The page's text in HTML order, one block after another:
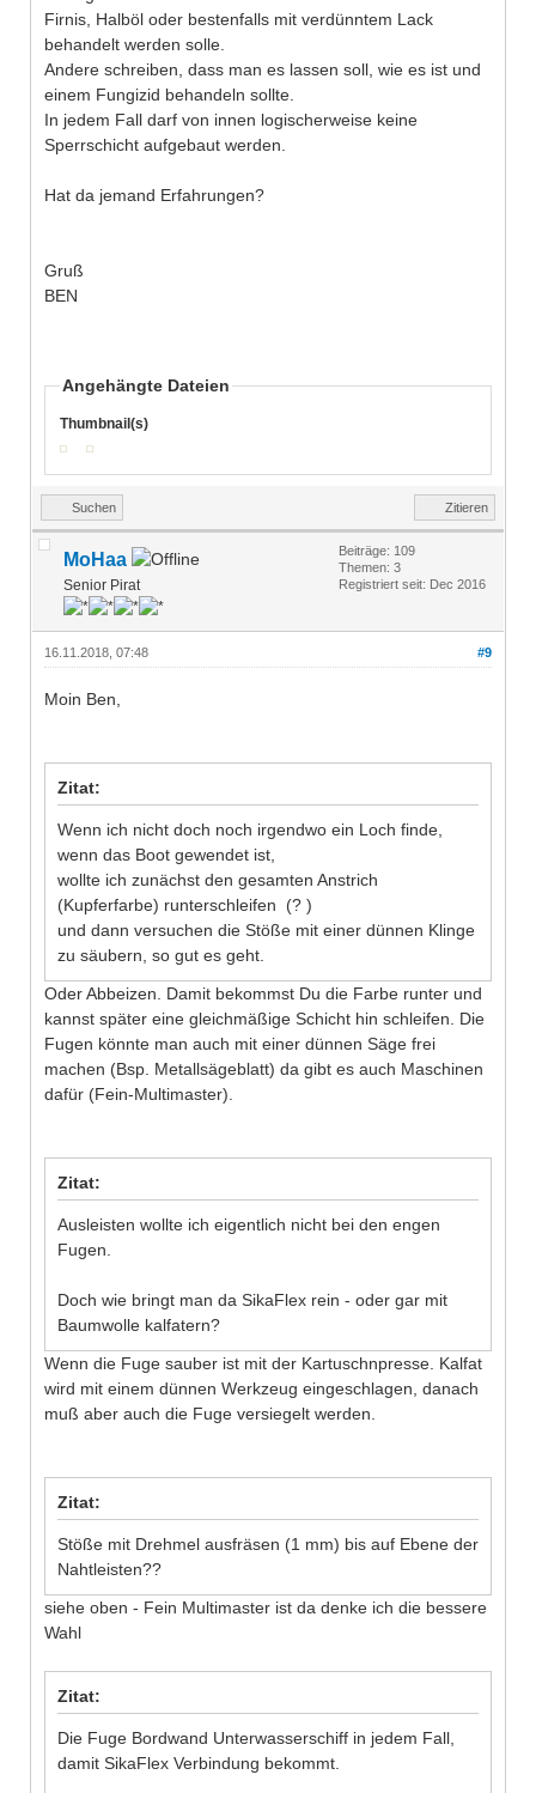
Firnis, Halböl oder bestenfalls mit verdünntem Lack
behandelt werden solle.
Andere schreiben, dass man es lassen soll, wie es ist und
einem Fungizid behandeln sollte.
In jedem Fall darf von innen logischerweise keine
Sperrschicht aufgebaut werden.
Hat da jemand Erfahrungen?
Gruß
BEN
Angehängte Dateien
Thumbnail(s)
Suchen Zitieren
MoHaa
Senior Pirat
Beiträge: 109
Themen: 3
Registriert seit: Dec 2016
#9
16.11.2018, 07:48
Moin Ben,
Zitat:
Wenn ich nicht doch noch irgendwo ein Loch finde,
wenn das Boot gewendet ist,
wollte ich zunächst den gesamten Anstrich
(Kupferfarbe) runterschleifen (? )
und dann versuchen die Stöße mit einer dünnen Klinge
zu säubern, so gut es geht.
Oder Abbeizen. Damit bekommst Du die Farbe runter und
kannst später eine gleichmäßige Schicht hin schleifen. Die
Fugen könnte man auch mit einer dünnen Säge frei
machen (Bsp. Metallsägeblatt) da gibt es auch Maschinen
dafür (Fein-Multimaster).
Zitat:
Ausleisten wollte ich eigentlich nicht bei den engen
Fugen.
Doch wie bringt man da SikaFlex rein - oder gar mit
Baumwolle kalfatern?
Wenn die Fuge sauber ist mit der Kartuschnpresse. Kalfat
wird mit einem dünnen Werkzeug eingeschlagen, danach
muß aber auch die Fuge versiegelt werden.
Zitat:
Stöße mit Drehmel ausfräsen (1 mm) bis auf Ebene der
Nahtleisten??
siehe oben - Fein Multimaster ist da denke ich die bessere
Wahl
Zitat:
Die Fuge Bordwand Unterwasserschiff in jedem Fall,
damit SikaFlex Verbindung bekommt.